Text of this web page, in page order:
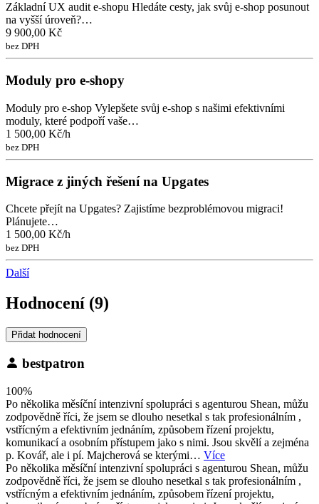
Základní UX audit e-shopu Hledáte cesty, jak svůj e-shop posunout
na vyšší úroveň?…
9 900,00 Kč
bez DPH
Moduly pro e-shopy
Moduly pro e-shop Vylepšete svůj e-shop s našimi efektivními
moduly, které podpoří vaše…
1 500,00 Kč/h
bez DPH
Migrace z jiných řešení na Upgates
Chcete přejít na Upgates? Zajistíme bezproblémovou migraci!
Plánujete…
1 500,00 Kč/h
bez DPH
Další
Hodnocení (9)
Přidat hodnocení
bestpatron
100%
Po několika měsíční intenzivní spolupráci s agenturou Shean, můžu
zodpovědně říci, že jsem se dlouho nesetkal s tak profesionálním ,
vstřícným a efektivním jednáním, způsobem řízení projektu,
komunikací a osobním přístupem jako s nimi. Jsou skvělí a zejména
p. Kovář, ale i pí. Majcherová se kterými… Více
Po několika měsíční intenzivní spolupráci s agenturou Shean, můžu
zodpovědně říci, že jsem se dlouho nesetkal s tak profesionálním ,
vstřícným a efektivním jednáním, způsobem řízení projektu,